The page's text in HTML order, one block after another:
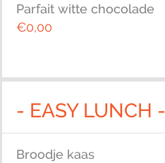
Parfait witte chocolade
€0,00
- EASY LUNCH -
Broodje kaas